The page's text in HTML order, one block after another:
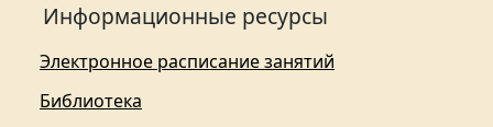
Информационные ресурсы
Электронное расписание занятий
Библиотека